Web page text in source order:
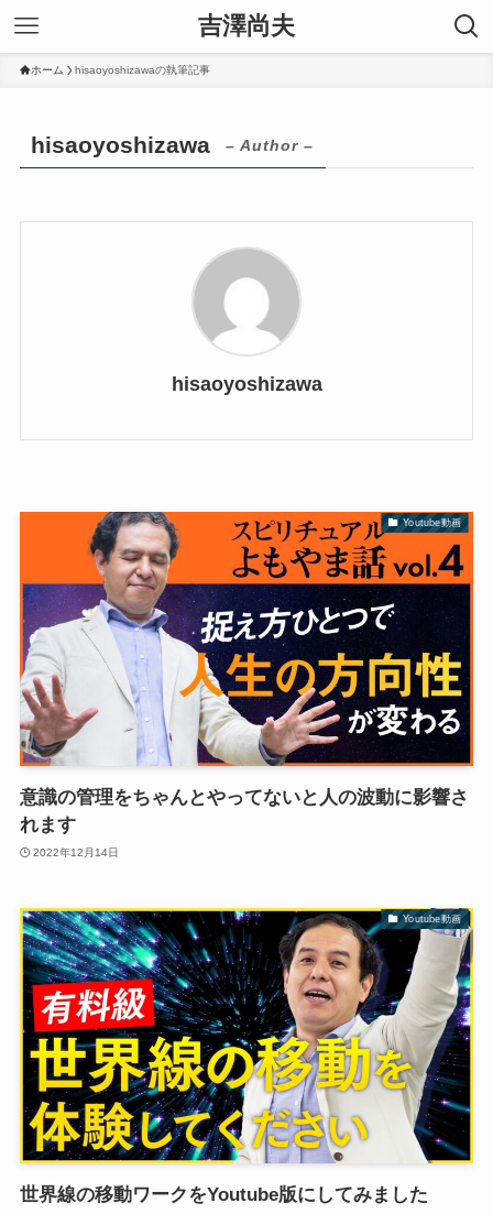
吉澤尚夫
ホーム hisaoyoshizawaの執筆記事
hisaoyoshizawa – Author –
hisaoyoshizawa
Youtube動画
意識の管理をちゃんとやってないと人の波動に影響さ
れます
2022年12月14日
Youtube動画
世界線の移動ワークをYoutube版にしてみました